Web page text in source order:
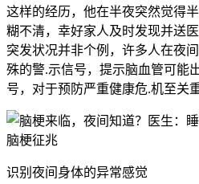
这样的经历，他在半夜突然觉得
糊不清，幸好家人及时发现并送
突发状况并非个例，许多人在夜
殊的警.示信号，提示脑血管可能
号，对于预防严重健康危.机至关重
识别夜间身体的异常感觉